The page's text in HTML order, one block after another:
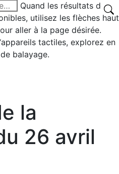
Quand les résultats de
utilisez les flèches haut
aller à la page désirée.
tactiles, explorez en
balayage.
la
26 avril